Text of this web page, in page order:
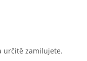
určitě zamilujete.